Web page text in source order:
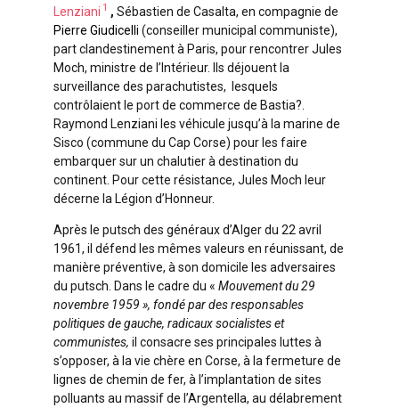
Lenziani 1 , Sébastien de Casalta, en compagnie de
Pierre Giudicelli (conseiller municipal communiste),
part clandestinement à Paris, pour rencontrer Jules
Moch, ministre de l’Intérieur. Ils déjouent la
surveillance des parachutistes, lesquels
contrôlaient le port de commerce de Bastia?.
Raymond Lenziani les véhicule jusqu’à la marine de
Sisco (commune du Cap Corse) pour les faire
embarquer sur un chalutier à destination du
continent. Pour cette résistance, Jules Moch leur
décerne la Légion d’Honneur.
Après le putsch des généraux d’Alger du 22 avril
1961, il défend les mêmes valeurs en réunissant, de
manière préventive, à son domicile les adversaires
du putsch. Dans le cadre du « Mouvement du 29
novembre 1959 », fondé par des responsables
politiques de gauche, radicaux socialistes et
communistes, il consacre ses principales luttes à
s’opposer, à la vie chère en Corse, à la fermeture de
lignes de chemin de fer, à l’implantation de sites
polluants au massif de l’Argentella, au délabrement